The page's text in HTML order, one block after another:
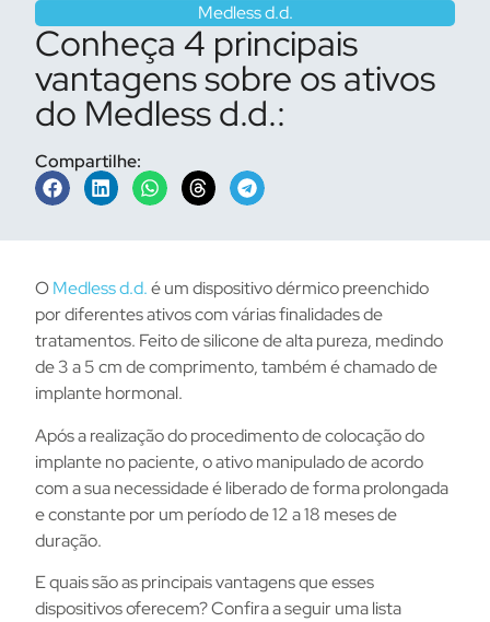
Medless d.d.
Conheça 4 principais
vantagens sobre os ativos
do Medless d.d.:
Compartilhe:
OMedless d.d.é um dispositivo dérmico preenchido
por diferentes ativos com várias finalidades de
tratamentos. Feito de silicone de alta pureza, medindo
de 3 a 5 cm de comprimento, também é chamado de
implante hormonal.
Após a realização do procedimento de colocação do
implante no paciente, o ativo manipulado de acordo
com a sua necessidade é liberado de forma prolongada
e constante por um período de 12 a 18 meses de
duração.
E quais são as principais vantagens que esses
dispositivos oferecem? Confira a seguir uma lista